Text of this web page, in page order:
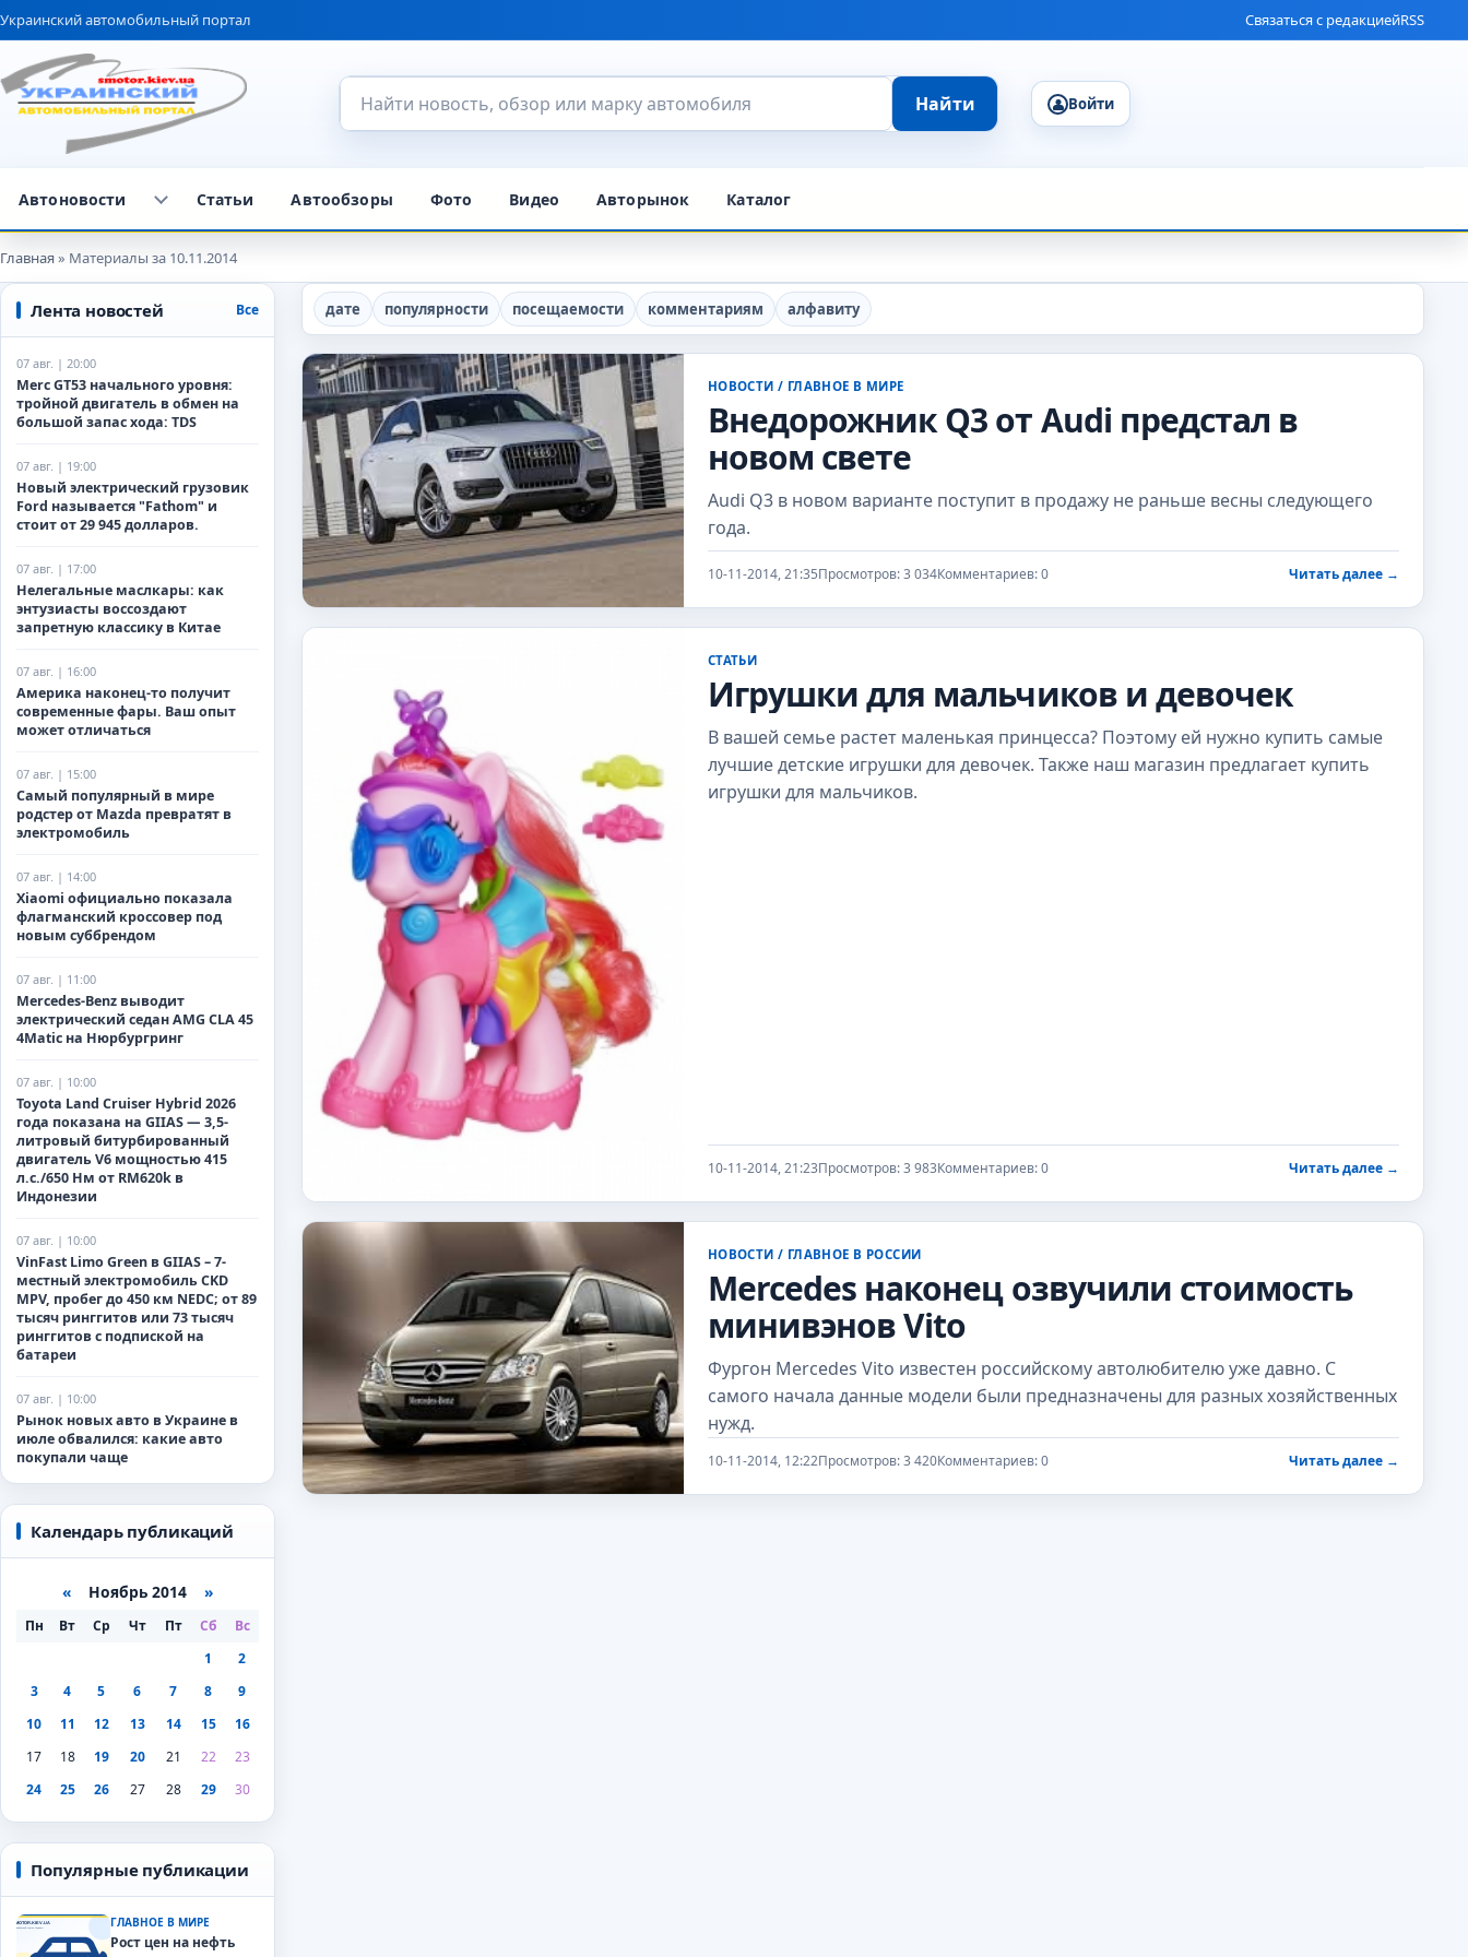
Украинский автомобильный портал Связаться с редакциейRSS
Поиск по сайту
Найти Войти
Автоновости Статьи Автообзоры Фото Видео Авторынок Каталог
Главная» Материалы за 10.11.2014
дате популярности посещаемости комментариям алфавиту
НОВОСТИ / ГЛАВНОЕ В МИРЕ
Внедорожник Q3 от Audi предстал в
новом свете
Audi Q3 в новом варианте поступит в продажу не раньше весны следующего
года.
10-11-2014, 21:35Просмотров: 3 034Комментариев: 0 Читать далее →
СТАТЬИ
Игрушки для мальчиков и девочек
В вашей семье растет маленькая принцесса? Поэтому ей нужно купить самые
лучшие детские игрушки для девочек. Также наш магазин предлагает купить
игрушки для мальчиков.
10-11-2014, 21:23Просмотров: 3 983Комментариев: 0 Читать далее →
НОВОСТИ / ГЛАВНОЕ В РОССИИ
Mercedes наконец озвучили стоимость
минивэнов Vito
Фургон Mercedes Vito известен российскому автолюбителю уже давно. С
самого начала данные модели были предназначены для разных хозяйственных
нужд.
10-11-2014, 12:22Просмотров: 3 420Комментариев: 0 Читать далее →
Лента новостей Все
07 авг. | 20:00
Merc GT53 начального уровня:
тройной двигатель в обмен на
большой запас хода: TDS
07 авг. | 19:00
Новый электрический грузовик
Ford называется "Fathom" и
стоит от 29 945 долларов.
07 авг. | 17:00
Нелегальные маслкары: как
энтузиасты воссоздают
запретную классику в Китае
07 авг. | 16:00
Америка наконец-то получит
современные фары. Ваш опыт
может отличаться
07 авг. | 15:00
Самый популярный в мире
родстер от Mazda превратят в
электромобиль
07 авг. | 14:00
Xiaomi официально показала
флагманский кроссовер под
новым суббрендом
07 авг. | 11:00
Mercedes-Benz выводит
электрический седан AMG CLA 45
4Matic на Нюрбургринг
07 авг. | 10:00
Toyota Land Cruiser Hybrid 2026
года показана на GIIAS — 3,5-
литровый битурбированный
двигатель V6 мощностью 415
л.с./650 Нм от RM620k в
Индонезии
07 авг. | 10:00
VinFast Limo Green в GIIAS – 7-
местный электромобиль CKD
MPV, пробег до 450 км NEDC; от 89
тысяч ринггитов или 73 тысяч
ринггитов с подпиской на
батареи
07 авг. | 10:00
Рынок новых авто в Украине в
июле обвалился: какие авто
покупали чаще
Календарь публикаций
« Ноябрь 2014 »
Пн Вт Ср Чт Пт Сб
Вс
1
2
3
4 5 6 7 8
9
10
11 12 13 14 15
16
17
18 19 20 21 22
23
24
25 26 27 28 29 30
Популярные публикации
ГЛАВНОЕ В МИРЕ
Рост цен на нефть